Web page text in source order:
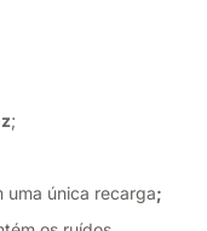
;
uma única recarga;